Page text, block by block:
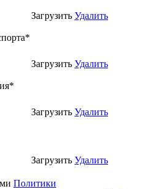
Загрузить Удалить
*
Загрузить Удалить
*
Загрузить Удалить
Загрузить Удалить
Политики